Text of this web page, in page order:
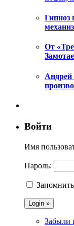
Гипноз
От
Андрей
Войти
Имя
Пароль:
Забыли